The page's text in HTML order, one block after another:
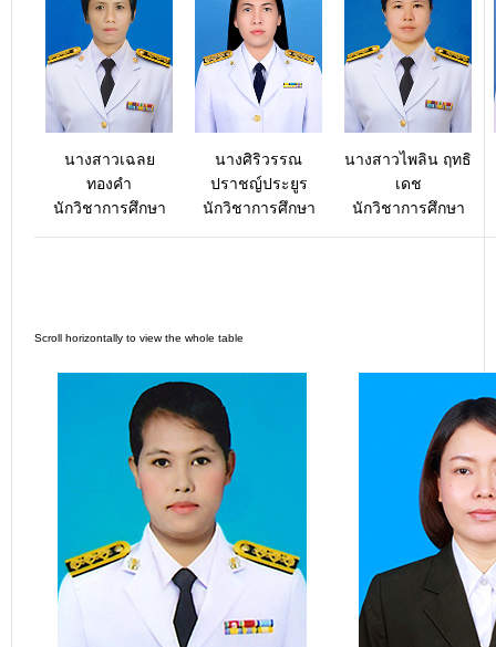
นางสาวเฉลย
ทองคำ
นักวิชาการศึกษา
นางศิริวรรณ
ปราชญ์ประยูร
นักวิชาการศึกษา
นางสาวไพลิน ฤทธิ
เดช
นักวิชาการศึกษา